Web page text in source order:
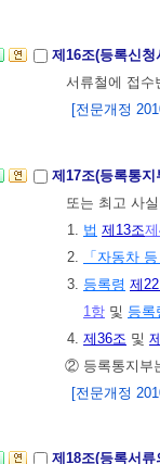
제16조(등록신
서류철에 접
[전문개정
제17조(등록통
또는 최고 사
1. 법 제13조
2.
「자동차
3. 등록령 제
1항 및 등록
4. 제36조 및
② 등록통지부
[전문개정
제18조(등록서